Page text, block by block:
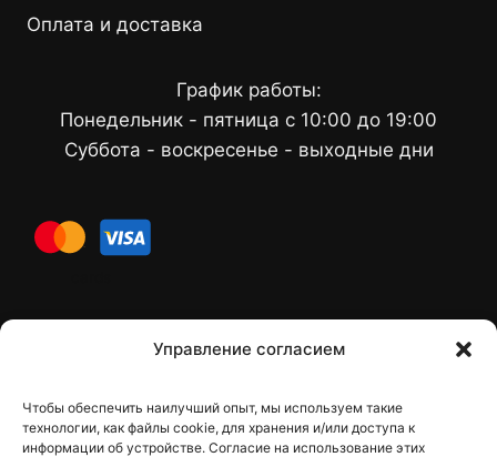
Управление согласием
Чтобы обеспечить наилучший опыт, мы используем такие
технологии, как файлы cookie, для хранения и/или доступа к
информации об устройстве. Согласие на использование этих
Оплата и доставка
График работы:
Понедельник - пятница с 10:00 до 19:00
Суббота - воскресенье - выходные дни
Контакти
Контакты